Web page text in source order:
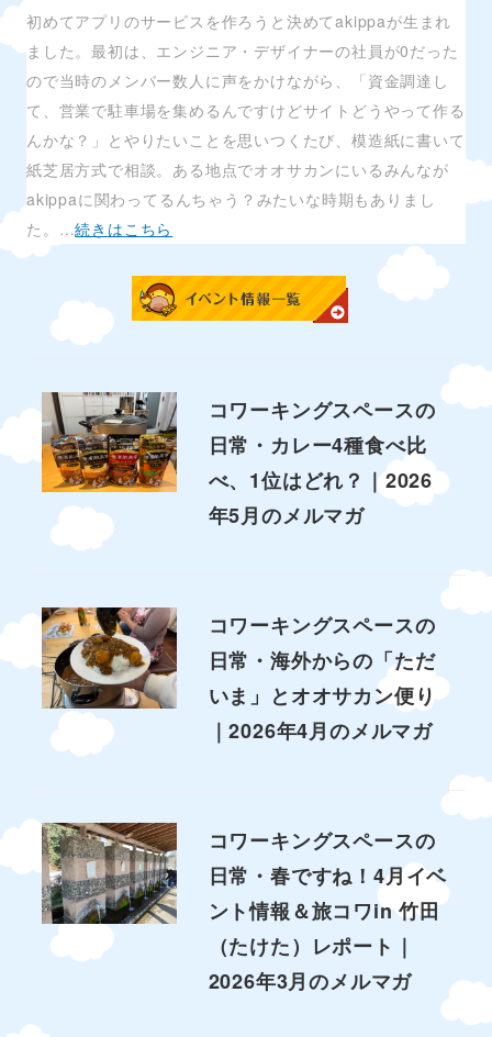
初めてアプリのサービスを作ろうと決めてakippaが生まれ
ました。最初は、エンジニア・デザイナーの社員が0だった
ので当時のメンバー数人に声をかけながら、「資金調達し
て、営業で駐車場を集めるんですけどサイトどうやって作る
んかな？」とやりたいことを思いつくたび、模造紙に書いて
紙芝居方式で相談。ある地点でオオサカンにいるみんなが
akippaに関わってるんちゃう？みたいな時期もありまし
た。…続きはこちら
コワーキングスペースの
日常・カレー4種食べ比
べ、1位はどれ？｜2026
年5月のメルマガ
コワーキングスペースの
日常・海外からの「ただ
いま」とオオサカン便り
｜2026年4月のメルマガ
コワーキングスペースの
日常・春ですね！4月イベ
ント情報＆旅コワin 竹田
（たけた）レポート｜
2026年3月のメルマガ